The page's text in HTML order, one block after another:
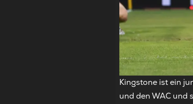
Kingstone ist ein
und den WAC und